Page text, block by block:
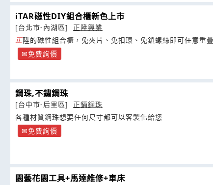
iTAR磁性DIY組合櫃新色上市
[台北市-內湖區]
正陞興業
正陞的磁性組合櫃，免夾片、免扣環、免鎖螺絲即可任意重
免費詢價
鋼珠,不鏽鋼珠
[台中市-后里區]
正鎘鋼珠
各種材質鋼珠想要任何尺寸都可以客製化給您
免費詢價
園藝花園工具+馬達維修+車床